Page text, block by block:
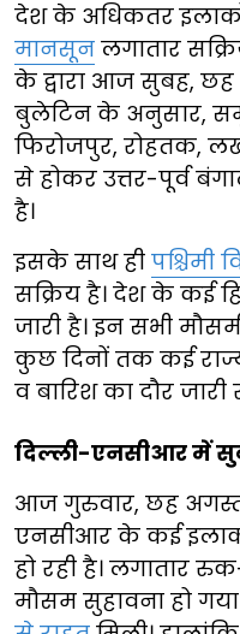
देश के अधिकतर
मानसून लगातार
के द्वारा आज सुबह, छह
बुलेटिन के अनुसार,
फिरोजपुर, रोहतक,
से होकर उत्तर-पूर्व
है।
इसके साथ ही पश्चिमी
सक्रिय है। देश के कई
जारी है। इन सभी
कुछ दिनों तक कई
व बारिश का दौर
दिल्ली-एनसीआर में
आज गुरुवार, छह
एनसीआर के कई
हो रही है। लगातार
मौसम सुहावना हो